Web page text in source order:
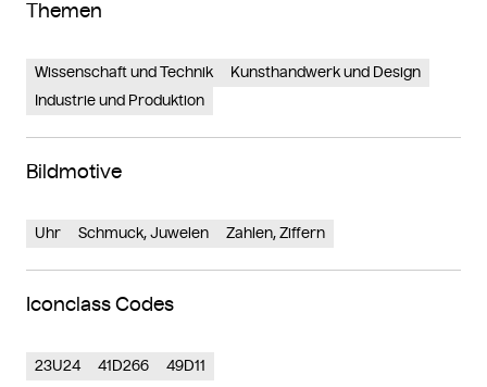
Themen
Wissenschaft und Technik
Kunsthandwerk und Design
Industrie und Produktion
Bildmotive
Uhr Schmuck, Juwelen Zahlen, Ziffern
Iconclass Codes
23U24 41D266 49D11